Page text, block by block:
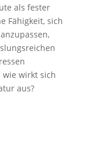
als fester
Fähigkeit, sich
wie wirkt sich
aus?